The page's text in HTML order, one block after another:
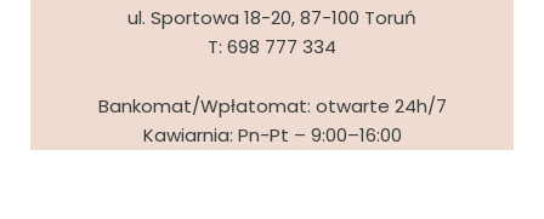
ul. Sportowa 18-20, 87-100 Toruń
T: 698 777 334
Bankomat/Wpłatomat: otwarte 24h/7
Kawiarnia: Pn-Pt – 9:00–16:00